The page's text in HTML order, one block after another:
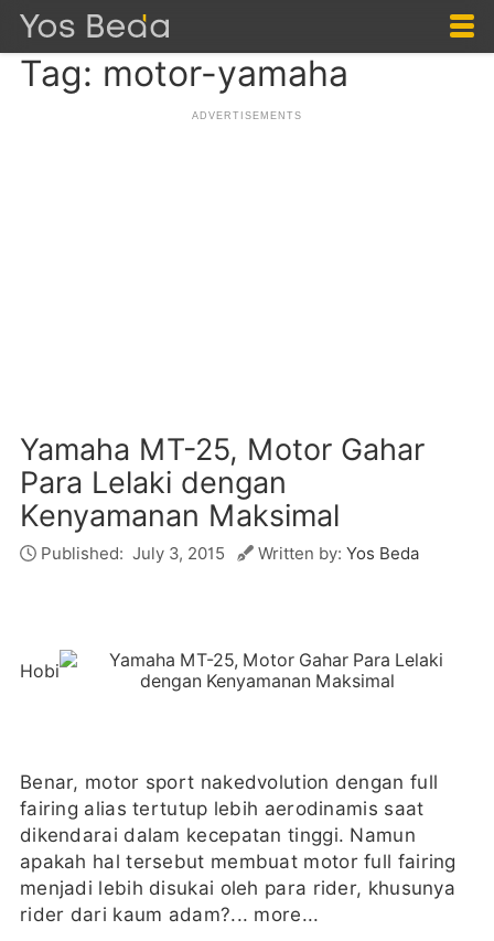
Tag: motor-yamaha
Yamaha MT-25, Motor Gahar
Para Lelaki dengan
Kenyamanan Maksimal
Published: July 3, 2015 Written by: Yos Beda
Hobi
Benar, motor sport nakedvolution dengan full
fairing alias tertutup lebih aerodinamis saat
dikendarai dalam kecepatan tinggi. Namun
apakah hal tersebut membuat motor full fairing
menjadi lebih disukai oleh para rider, khusunya
rider dari kaum adam?... more...